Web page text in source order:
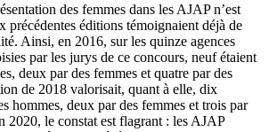
des femmes dans les AJAP n’est
précédentes éditions témoignaient déjà de
Ainsi, en 2016, sur les quinze agences
par les jurys de ce concours, neuf étaient
deux par des femmes et quatre par des
de 2018 valorisait, quant à elle, dix
hommes, deux par des femmes et trois par
2020, le constat est flagrant : les AJAP